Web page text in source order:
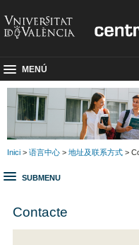
MENÚ
Inici > 语言中心 > 地址及联系方式 >
SUBMENU
Contacte